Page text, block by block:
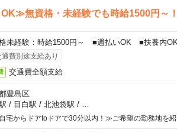
無資格・未経験でも時給1500円～！
未経験：時給1500円～ ■週払いOK ■扶養内
通費別途支給あり
交通費全額支給
豊島区
/ 目白駅 / 北池袋駅 /
宅からドアtoドアで30分以内！≫ご希望の勤務地を紹